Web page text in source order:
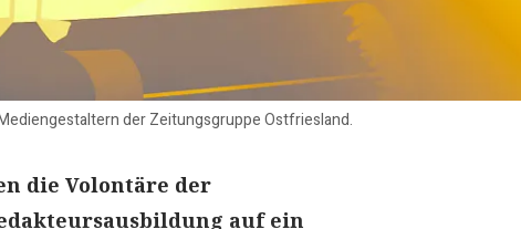
der Zeitungsgruppe Ostfriesland.
die Volontäre der
auf ein